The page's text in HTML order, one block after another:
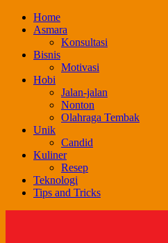
Skip
Home
Asmara
Konsultasi
Bisnis
Motivasi
Hobi
Jalan-jalan
Nonton
Olahraga Tembak
Unik
Candid
Kuliner
Resep
Teknologi
Tips and Tricks